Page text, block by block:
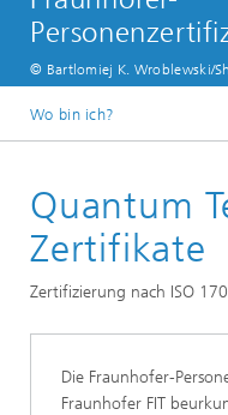
© Bartlomiej K. Wroblewski/
Wo bin ich?
Zertifikate
Quantum
Zertifikate
Zertifizierung nach ISO
Die Fraunhofer-
Fraunhofer FIT